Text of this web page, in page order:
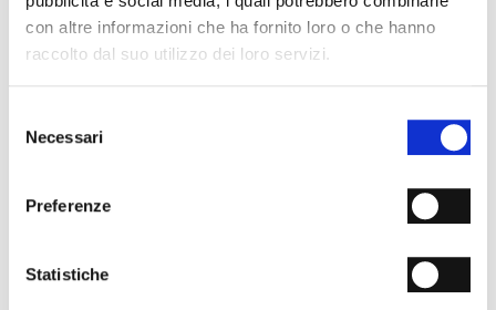
con altre informazioni che ha fornito loro o che hanno
raccolto dal suo utilizzo dei loro servizi.
delNecessari
Preferenze
Statistiche
ARTIGIANALE
METODI DI PAGAMENTO